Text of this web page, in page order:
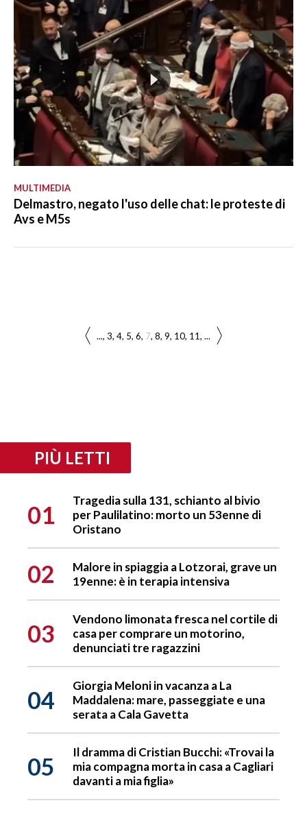
MULTIMEDIA
Delmastro, negato l'uso delle chat: le proteste di
Avs e M5s
... 3 4 5 6 7 8 9 10 11 ...
PIÙ LETTI
01
Tragedia sulla 131, schianto al bivio
per Paulilatino: morto un 53enne di
Oristano
02
Malore in spiaggia a Lotzorai, grave un
19enne: è in terapia intensiva
03
Vendono limonata fresca nel cortile di
casa per comprare un motorino,
denunciati tre ragazzini
04
Giorgia Meloni in vacanza a La
Maddalena: mare, passeggiate e una
serata a Cala Gavetta
05
Il dramma di Cristian Bucchi: «Trovai la
mia compagna morta in casa a Cagliari
davanti a mia figlia»